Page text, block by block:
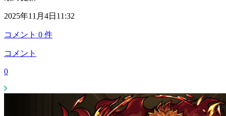
2025年11月4日11:32
コメント 0 件
コメント
0